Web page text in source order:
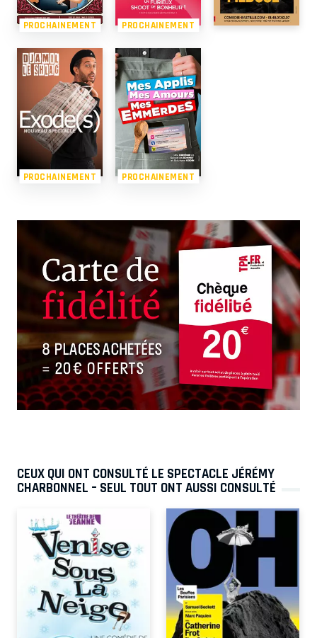
PROCHAINEMENT PROCHAINEMENT
PROCHAINEMENT PROCHAINEMENT
CEUX QUI ONT CONSULTÉ LE SPECTACLE JÉRÉMY
CHARBONNEL – SEUL TOUT ONT AUSSI CONSULTÉ